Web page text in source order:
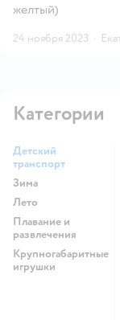
желтый)
24 ноября 2023 ·
Категории
Детский
транспорт
Зима
Лето
Плавание и
развлечения
Крупногабаритные
игрушки